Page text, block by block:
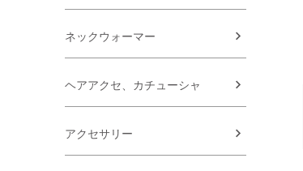
ネックウォーマー
ヘアアクセ、カチューシャ
アクセサリー